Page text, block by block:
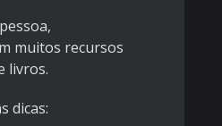
muitos recursos
livros.
dicas: